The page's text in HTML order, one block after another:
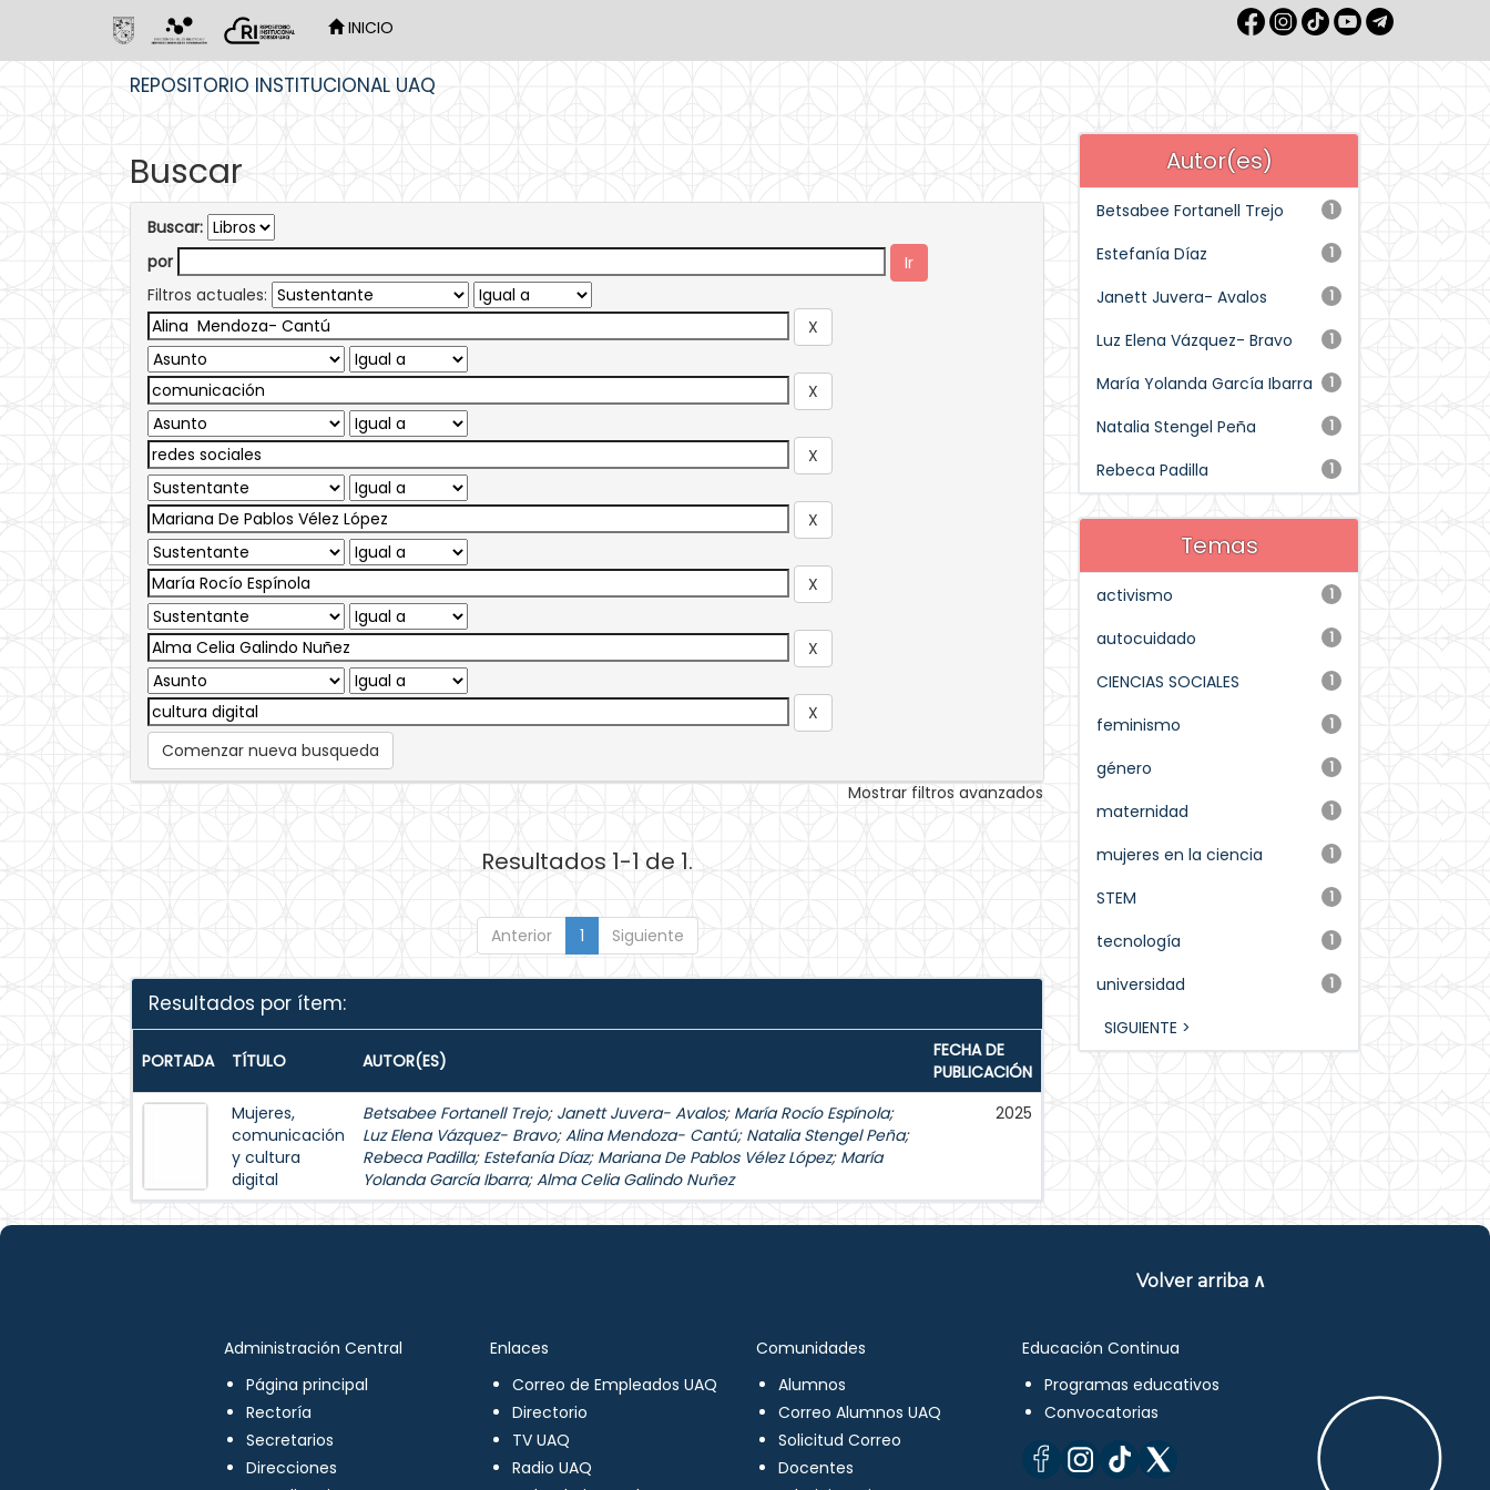
INICIO
REPOSITORIO INSTITUCIONAL UAQ
Buscar
Buscar:
por
Filtros actuales:
Comenzar nueva busqueda
Mostrar filtros avanzados
Resultados 1-1 de 1.
Anterior 1 Siguiente
Resultados por ítem:
PORTADA TÍTULO AUTOR(ES)
FECHA DE
PUBLICACIÓN
Mujeres,
comunicación
y cultura
digital
Betsabee Fortanell Trejo; Janett Juvera- Avalos; María Rocío Espínola;
Luz Elena Vázquez- Bravo;Alina Mendoza- Cantú; Natalia Stengel Peña;
Rebeca Padilla; Estefanía Díaz; Mariana De Pablos Vélez López; María
Yolanda García Ibarra;Alma Celia Galindo Nuñez
2025
Autor(es)
1
Betsabee Fortanell Trejo
1
Estefanía Díaz
1
Janett Juvera- Avalos
1
Luz Elena Vázquez- Bravo
1
María Yolanda García Ibarra
1
Natalia Stengel Peña
1
Rebeca Padilla
Temas
1
activismo
1
autocuidado
1
CIENCIAS SOCIALES
1
feminismo
1
género
1
maternidad
1
mujeres en la ciencia
1
STEM
1
tecnología
1
universidad
SIGUIENTE >
Volver arriba ∧
Administración Central
Página principal
Rectoría
Secretarios
Direcciones
Enlaces
Correo de Empleados UAQ
Directorio
TV UAQ
Radio UAQ
Comunidades
Alumnos
Correo Alumnos UAQ
Solicitud Correo
Docentes
Educación Continua
Programas educativos
Convocatorias